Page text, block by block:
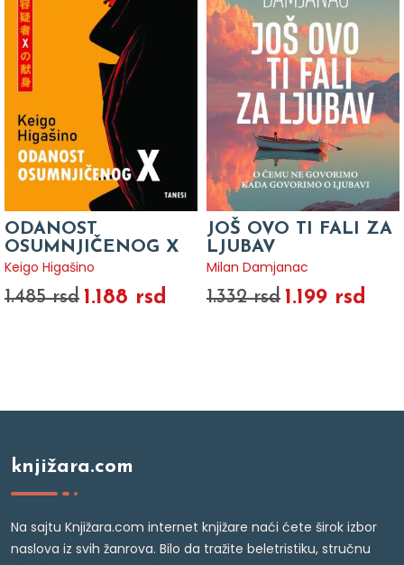
ODANOST
OSUMNJIČENOG X
Keigo Higašino
1.485 rsd 1.188 rsd
JOŠ OVO TI FALI ZA
LJUBAV
Milan Damjanac
1.332 rsd 1.199 rsd
knjižara.com
Na sajtu Knjižara.com internet knjižare naći ćete širok izbor
naslova iz svih žanrova. Bilo da tražite beletristiku, stručnu